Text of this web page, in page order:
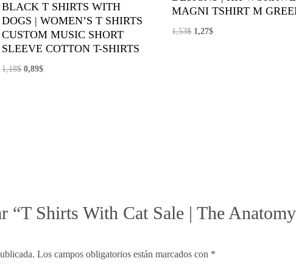
BLACK T SHIRTS WITH
DOGS | WOMEN’S T SHIRTS
CUSTOM MUSIC SHORT
SLEEVE COTTON T-SHIRTS
1,18$ El
0,89$El
MAGNI TSHIRT M
1,53$ El
1,27$El
“T Shirts With Cat Sale | The
Los campos obligatorios están marcados con *